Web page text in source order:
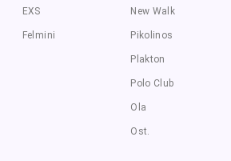
EXS
Felmini
New Walk
Pikolinos
Plakton
Polo Club
Ola
Ost.